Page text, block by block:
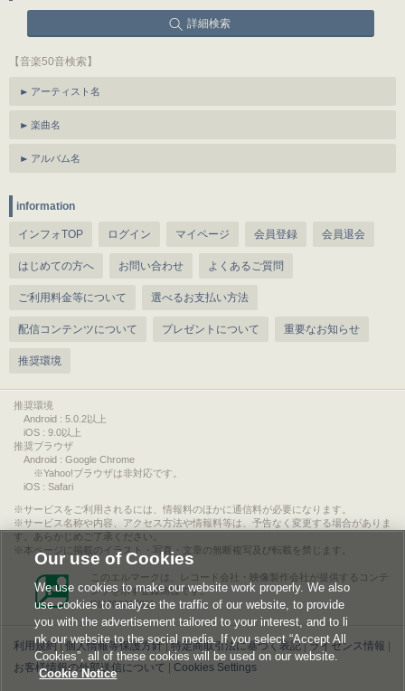
詳細検索
【音楽50音検索】
アーティスト名
楽曲名
アルバム名
information
インフォTOP ログイン マイページ 会員登録 会員退会
はじめての方へ お問い合わせ よくあるご質問
ご利用料金等について 選べるお支払い方法
配信コンテンツについて プレゼントについて 重要なお知らせ
推奨環境
推奨環境
Android : 5.0.2以上
iOS : 9.0以上
推奨ブラウザ
Android : Google Chrome
※Yahoo!ブラウザは非対応です。
iOS : Safari
サービスをご利用されるには、情報料のほかに通信料が必要になります。
サービス名称や内容、アクセス方法や情報料等は、予告なく変更する場合がありま
す。あらかじめご了承ください。
本ページに掲載のイラスト・写真・文章の無断複写及び転載を禁じます。
このエルマークは、レコード会社・映像製作会社が提供するコンテ
ンツを示す登録商標です。
RIAJ00013011
利用規約|個人情報等保護方針|特定商取引法に基づく表記|ライセンス情報
お客様情報の外部送信について
Cookies Settings
Our use of Cookies
We use cookies to make our website work properly. We also
use cookies to analyze the traffic of our website, to provide
you with the advertisement tailored to your interest, and to li
nk our website to the social media. If you select “Accept All
Cookies”, all of these cookies will be used on our website.
Cookie Notice